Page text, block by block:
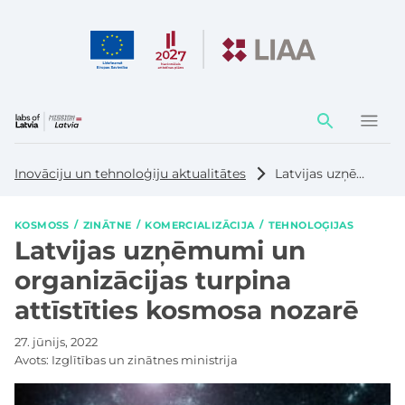
Darbības
elementi
Inovāciju un tehnoloģiju aktualitātes Latvijas uzņēmumi un organizācijas turpina attīstīties kosmosa nozarē
KOSMOSS ZINĀTNE KOMERCIALIZĀCIJA TEHNOLOĢIJAS
Latvijas uzņēmumi un
organizācijas turpina
attīstīties kosmosa nozarē
27. jūnijs, 2022
Avots: Izglītības un zinātnes ministrija